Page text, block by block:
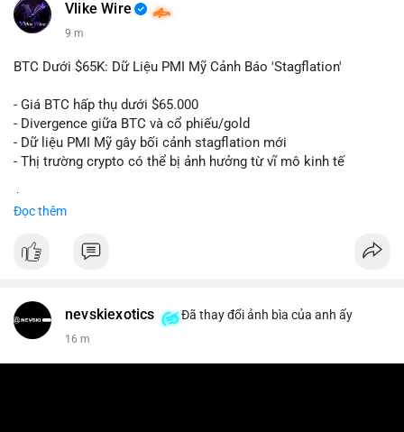
Vlike Wire
9 m
BTC Dưới $65K: Dữ Liệu PMI Mỹ Cảnh Báo 'Stagflation'
- Giá BTC hấp thụ dưới $65.000
- Divergence giữa BTC và cổ phiếu/gold
- Dữ liệu PMI Mỹ gây bối cảnh stagflation mới
- Thị trường crypto có thể bị ảnh hưởng từ vĩ mô kinh tế
Đọc thêm
nevskiexotics Đã thay đổi ảnh bìa của anh ấy
16 m